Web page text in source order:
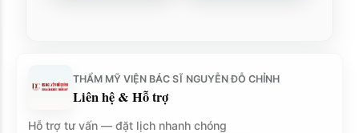
THẨM MỸ VIỆN BÁC SĨ NGUYỄN ĐỖ CHỈNH
Liên hệ & Hỗ trợ
Hỗ trợ tư vấn — đặt lịch nhanh chóng